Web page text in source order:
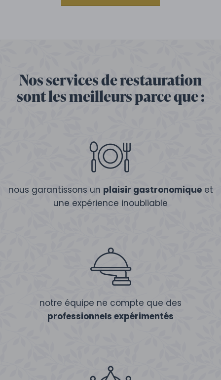
Nos services de restauration
sont les meilleurs parce que :
nous garantissons un plaisir gastronomiqueet
une expérience inoubliable
notre équipe ne compte que des
professionnels expérimentés